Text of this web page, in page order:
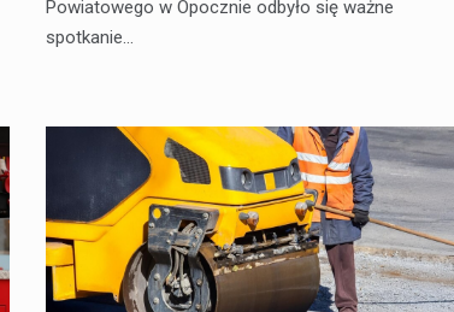
Powiatowego w Opocznie odbyło się ważne
spotkanie…